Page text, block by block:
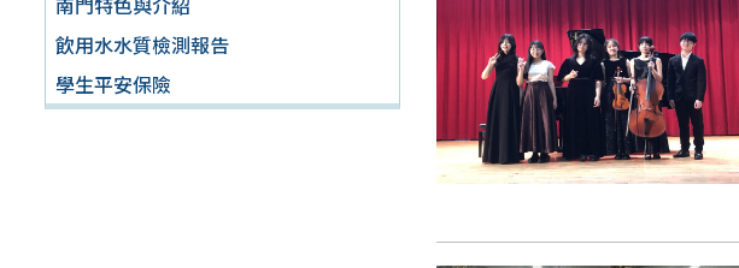
飲用水水質檢測報告
學生平安保險